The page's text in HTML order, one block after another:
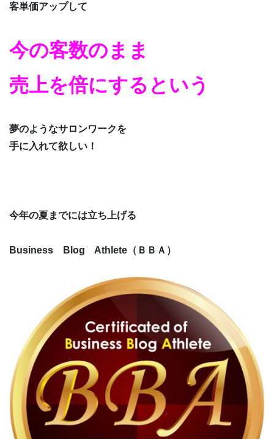
客単価アップして
今の客数のまま
売上を倍にするという
夢のようなサロンワークを
手に入れて欲しい！
今年の夏までには立ち上げる
Business Blog Athlete（ＢＢＡ）